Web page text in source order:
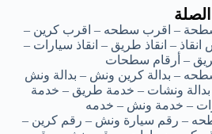
– اقرب سطحه – اقرب كرين –
– انقاذ طريق – انقاذ سيارات –
– أرقام سطحات
– بدالة كرين ونش – بدالة ونش
بدالة ونشات – خدمة طريق – خدمة
– خدمة ونش – خدمه
– رقم سيارة ونش – رقم كرين –